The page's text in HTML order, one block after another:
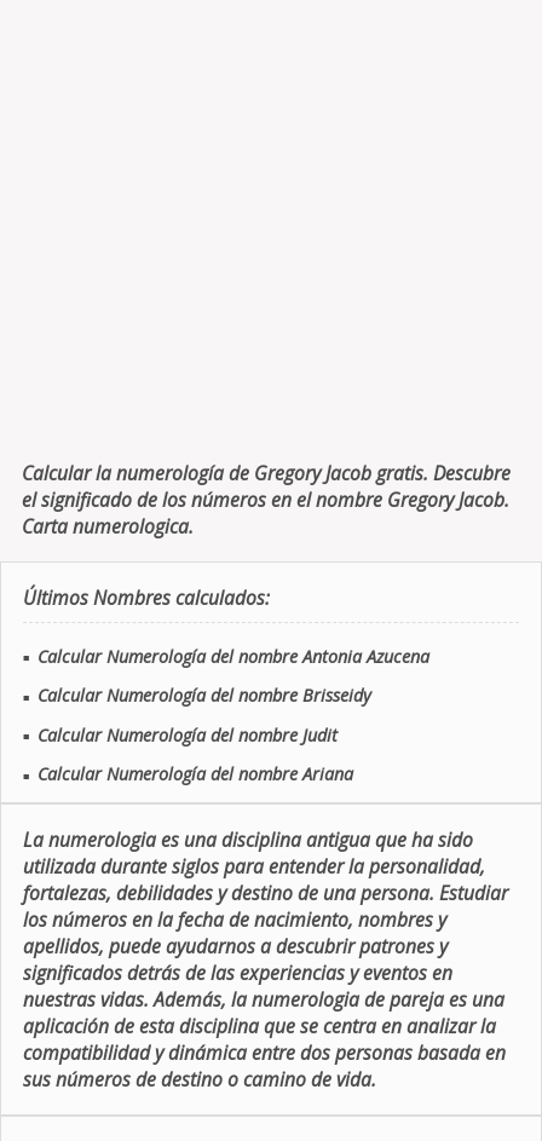
Calcular la numerología de Gregory Jacob gratis. Descubre
el significado de los números en el nombre Gregory Jacob.
Carta numerologica.
Últimos Nombres calculados:
■ Calcular Numerología del nombre Antonia Azucena
■ Calcular Numerología del nombre Brisseidy
■ Calcular Numerología del nombre Judit
■ Calcular Numerología del nombre Ariana
La numerologia es una disciplina antigua que ha sido
utilizada durante siglos para entender la personalidad,
fortalezas, debilidades y destino de una persona. Estudiar
los números en la fecha de nacimiento, nombres y
apellidos, puede ayudarnos a descubrir patrones y
significados detrás de las experiencias y eventos en
nuestras vidas. Además, la numerologia de pareja es una
aplicación de esta disciplina que se centra en analizar la
compatibilidad y dinámica entre dos personas basada en
sus números de destino o camino de vida.